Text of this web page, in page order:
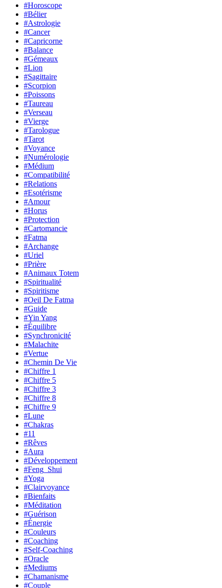
#Horoscope
#Bélier
#Astrologie
#Cancer
#Capricorne
#Balance
#Gémeaux
#Lion
#Sagittaire
#Scorpion
#Poissons
#Taureau
#Verseau
#Vierge
#Tarologue
#Tarot
#Voyance
#Numérologie
#Médium
#Compatibilité
#Relations
#Esotérisme
#Amour
#Horus
#Protection
#Cartomancie
#Fatma
#Archange
#Uriel
#Prière
#Animaux Totem
#Spiritualité
#Spiritisme
#Oeil De Fatma
#Guide
#Yin Yang
#Équilibre
#Synchronicité
#Malachite
#Vertue
#Chemin De Vie
#Chiffre 1
#Chiffre 5
#Chiffre 3
#Chiffre 8
#Chiffre 9
#Lune
#Chakras
#11
#Rêves
#Aura
#Développement
#Feng_Shui
#Yoga
#Clairvoyance
#Bienfaits
#Méditation
#Guérison
#Énergie
#Couleurs
#Coaching
#Self-Coaching
#Oracle
#Mediums
#Chamanisme
#Couple